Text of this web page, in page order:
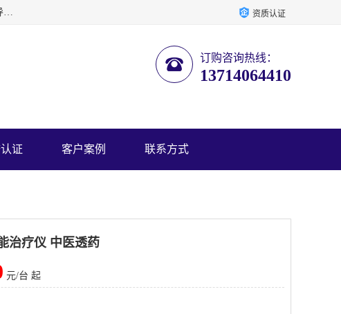
深圳运康达华科技有限公司以从事中多功能治疗仪的开发研制、生产制造、销售服务为核心，并以中医养生培训、健康教育指导为依托、秉承弘扬民族中医药、造福人类健康的精神理念，以祖国的医学名著《黄帝内经》为理论基础，结合现代医疗、保健养生等，创立了中药提速疗法，开辟了一条新的治疗途径。 资质认证
订购咨询热线：
13714064410
证 客户案例 联系方式
治疗仪 中医透药
元/台 起